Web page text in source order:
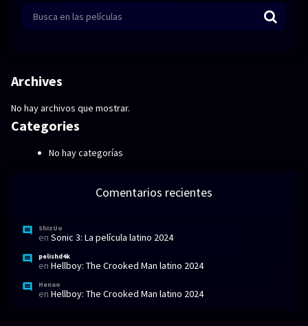
Archives
No hay archivos que mostrar.
Categories
No hay categorías
Comentarios recientes
ShIzUo
en Sonic 3: La película latino 2024
pelishd4k
en Hellboy: The Crooked Man latino 2024
Henao
en Hellboy: The Crooked Man latino 2024